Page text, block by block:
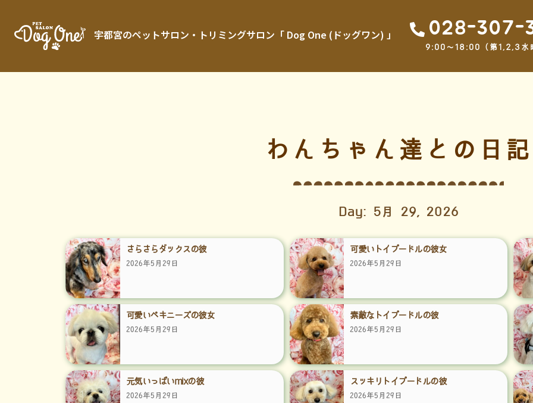
宇都宮のペットサロン・トリミングサロン「 Dog One (ドッグワン) 」 028-307-
9:00～18:00（第1,2,3水
わんちゃん達との日記
Day: 5月 29, 2026
さらさらダックスの彼
2026年5月29日
可愛いトイプードルの彼女
2026年5月29日
可愛いペキニーズの彼女
2026年5月29日
素敵なトイプードルの彼
2026年5月29日
元気いっぱいmixの彼
2026年5月29日
スッキリトイプードルの彼
2026年5月29日